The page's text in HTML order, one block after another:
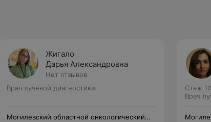
Жигало
Дарья Александровна
Нет отзывов
Врач лучевой диагностики
Могилевский областной онкологический
Стаж
Врач